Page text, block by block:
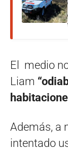
El medio
Liam
Además, a
intentado